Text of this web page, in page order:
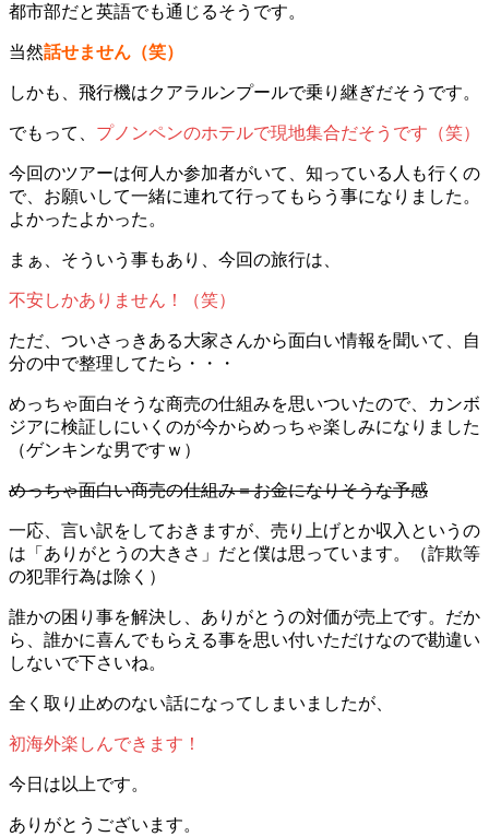
都市部だと英語でも通じるそうです。
当然話せません（笑）
しかも、飛行機はクアラルンプールで乗り継ぎだそうです。
でもって、 プノンペンのホテルで現地集合だそうです（笑）
今回のツアーは何人か参加者がいて、知っている人も行くの
で、お願いして一緒に連れて行ってもらう事になりました。
よかったよかった。
まぁ、そういう事もあり、今回の旅行は、
不安しかありません！（笑）
ただ、ついさっきある大家さんから面白い情報を聞いて、自
分の中で整理してたら・・・
めっちゃ面白そうな商売の仕組みを思いついたので、カンボ
ジアに検証しにいくのが今からめっちゃ楽しみになりました
（ゲンキンな男ですｗ）
めっちゃ面白い商売の仕組み＝お金になりそうな予感
一応、言い訳をしておきますが、売り上げとか収入というの
は「ありがとうの大きさ」だと僕は思っています。（詐欺等
の犯罪行為は除く）
誰かの困り事を解決し、ありがとうの対価が売上です。だか
ら、誰かに喜んでもらえる事を思い付いただけなので勘違い
しないで下さいね。
全く取り止めのない話になってしまいましたが、
初海外楽しんできます！
今日は以上です。
ありがとうございます。